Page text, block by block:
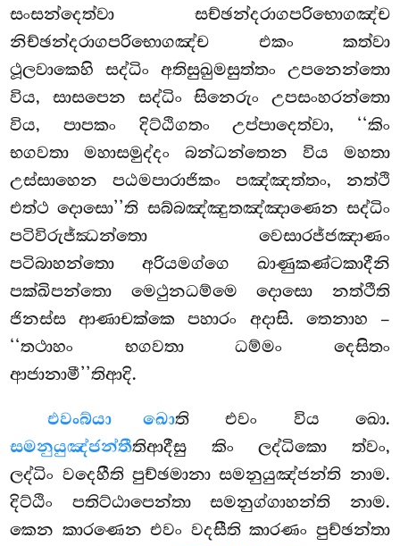
සංසන්දෙත්වා සච්ඡන්දරාගපරිභොගඤ්ච
නිච්ඡන්දරාගපරිභොගඤ්ච එකං කත්වා
ථූලවාකෙහි සද්ධිං අතිසුඛුමසුත්තං උපනෙන්තො
විය, සාසපෙන සද්ධිං සිනෙරුං උපසංහරන්තො
විය, පාපකං දිට්ඨිගතං උප්පාදෙත්වා, ‘‘කිං
භගවතා මහාසමුද්දං බන්ධන්තෙන විය මහතා
උස්සාහෙන පඨමපාරාජිකං පඤ්ඤත්තං, නත්ථි
එත්ථ දොසො’’ති සබ්බඤ්ඤුතඤ්ඤාණෙන සද්ධිං
පටිවිරුජ්ඣන්තො වෙසාරජ්ජඤාණං
පටිබාහන්තො අරියමග්ගෙ ඛාණුකණ්ටකාදීනි
පක්ඛිපන්තො මෙථුනධම්මෙ දොසො නත්ථීති
ජිනස්ස ආණාචක්කෙ පහාරං අදාසි. තෙනාහ –
‘‘තථාහං භගවතා ධම්මං දෙසිතං
ආජානාමී’’තිආදි.
එවංබ්යා ඛොති එවං විය ඛො.
සමනුයුඤ්ජන්තීතිආදීසු කිං ලද්ධිකො ත්වං,
ලද්ධිං වදෙහීති පුච්ඡමානා සමනුයුඤ්ජන්ති නාම.
දිට්ඨිං පතිට්ඨාපෙන්තා සමනුග්ගාහන්ති නාම.
කෙන කාරණෙන එවං වදසීති කාරණං පුච්ඡන්තා